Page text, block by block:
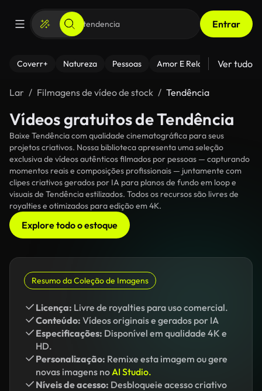
Entrar
Coverr+ Natureza Pessoas Amor E Relacionamentos
Ver tudo
Lar Filmagens de vídeo de stock Tendência
Vídeos gratuitos de Tendência
Baixe Tendência com qualidade cinematográfica para seus
projetos criativos. Nossa biblioteca apresenta uma seleção
exclusiva de vídeos autênticos filmados por pessoas — capturando
momentos reais e composições profissionais — juntamente com
clipes criativos gerados por IA para planos de fundo em loop e
visuais de Tendência estilizados. Todos os recursos são livres de
royalties e otimizados para edição em 4K.
Explore todo o estoque
Resumo da Coleção de Imagens
Licença: Livre de royalties para uso comercial.
Conteúdo: Vídeos originais e gerados por IA
Especificações: Disponível em qualidade 4K e
HD.
Personalização: Remixe esta imagem ou gere
novas imagens noAI Studio.
Níveis de acesso: Desbloqueie acesso criativo